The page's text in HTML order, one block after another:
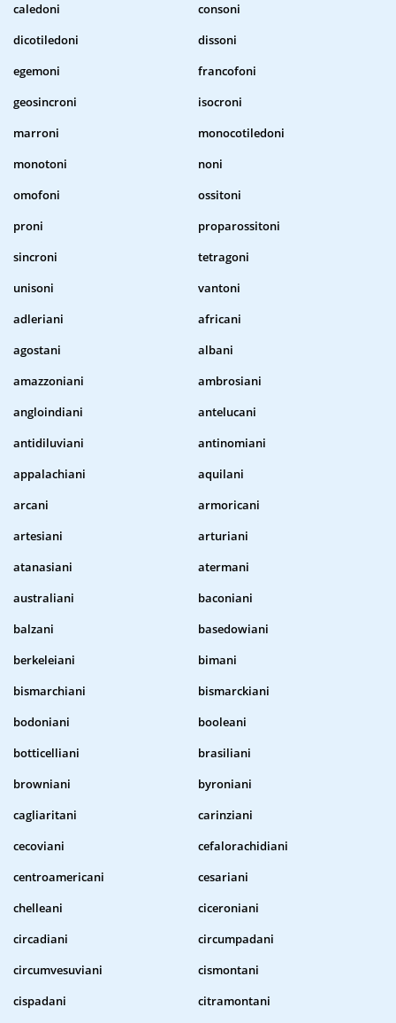
caledoni
consoni
dicotiledoni
dissoni
egemoni
francofoni
geosincroni
isocroni
marroni
monocotiledoni
monotoni
noni
omofoni
ossitoni
proni
proparossitoni
sincroni
tetragoni
unisoni
vantoni
adleriani
africani
agostani
albani
amazzoniani
ambrosiani
angloindiani
antelucani
antidiluviani
antinomiani
appalachiani
aquilani
arcani
armoricani
artesiani
arturiani
atanasiani
atermani
australiani
baconiani
balzani
basedowiani
berkeleiani
bimani
bismarchiani
bismarckiani
bodoniani
booleani
botticelliani
brasiliani
browniani
byroniani
cagliaritani
carinziani
cecoviani
cefalorachidiani
centroamericani
cesariani
chelleani
ciceroniani
circadiani
circumpadani
circumvesuviani
cismontani
cispadani
citramontani